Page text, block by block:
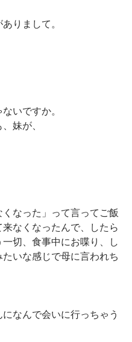
りまして。
いですか。
妹が、
くなった」って言ってご飯
なくなったんで、したら
一切、食事中にお喋り、し
いな感じで母に言われち
なんで会いに行っちゃう